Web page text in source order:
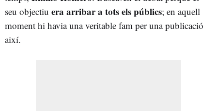
seu objectiu era arribar a tots els públics; en aquell
moment hi havia una veritable fam per una publicació
així.